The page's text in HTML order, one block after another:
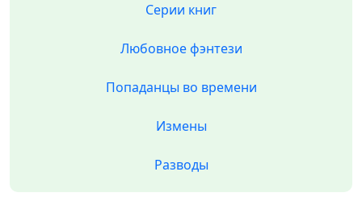
Серии книг
Любовное фэнтези
Попаданцы во времени
Измены
Разводы